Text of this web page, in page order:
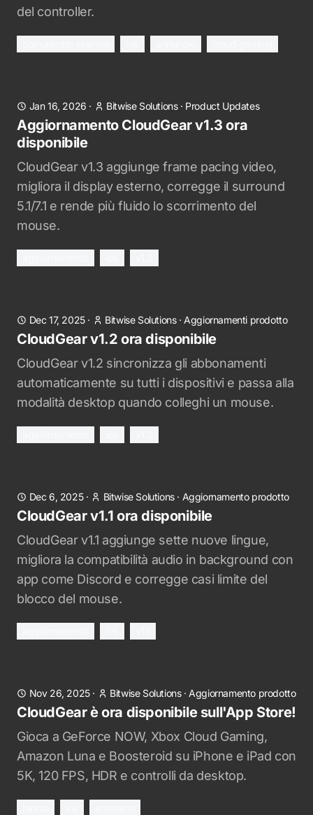
del controller.
Jan 16, 2026 · Bitwise Solutions· Product Updates
Aggiornamento CloudGear v1.3 ora
disponibile
CloudGear v1.3 aggiunge frame pacing video,
migliora il display esterno, corregge il surround
5.1/7.1 e rende più fluido lo scorrimento del
mouse.
Dec 17, 2025· Bitwise Solutions· Aggiornamenti prodotto
CloudGear v1.2 ora disponibile
CloudGear v1.2 sincronizza gli abbonamenti
automaticamente su tutti i dispositivi e passa alla
modalità desktop quando colleghi un mouse.
Dec 6, 2025· Bitwise Solutions· Aggiornamento prodotto
CloudGear v1.1 ora disponibile
CloudGear v1.1 aggiunge sette nuove lingue,
migliora la compatibilità audio in background con
app come Discord e corregge casi limite del
blocco del mouse.
Nov 26, 2025· Bitwise Solutions· Aggiornamento prodotto
CloudGear è ora disponibile sull'App Store!
Gioca a GeForce NOW, Xbox Cloud Gaming,
Amazon Luna e Boosteroid su iPhone e iPad con
5K, 120 FPS, HDR e controlli da desktop.